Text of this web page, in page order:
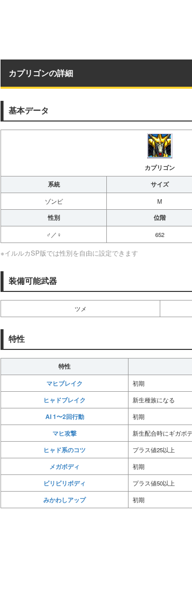
カプリゴンの詳細
基本データ
カプリゴン
系統
サイズ
ゾンビ M
性別 位階
♂／♀ 652
※イルルカSP版では性別を自由に設定できます
装備可能武器
ツメ
特性
特性
マヒブレイク 初期
ヒャドブレイク 新生種族になる
AI 1〜2回行動 初期
マヒ攻撃 新生配合時にギガボ
ヒャド系のコツ プラス値25以上
メガボディ 初期
ビリビリボディ プラス値50以上
みかわしアップ 初期